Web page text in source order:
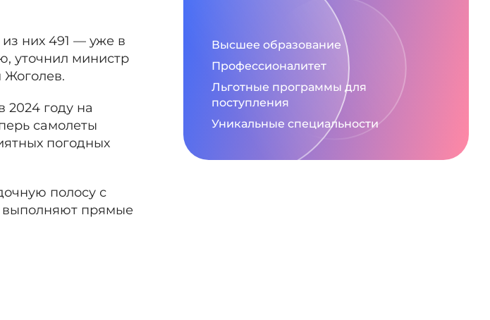
них 491 — уже в
уточнил министр
Жоголев.
2024 году на
самолеты
погодных
полосу с
выполняют прямые
Высшее образование
Профессионалитет
Льготные программы для
поступления
Уникальные специальности